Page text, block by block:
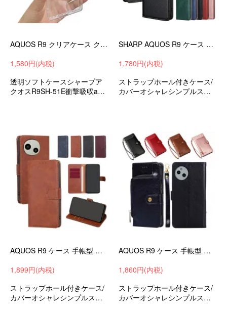
AQUOS R9 クリアケース クリア 透明 TPU ストラップ穴 シンプル 背面ケース SHARP シャープ アクオス R9 ソフトケース/カバー
1,580円(内税)
透明ソフトケースシャープア
クオスR9SH-51E衝撃吸収andr
SHARP AQUOS R9 ケース 手帳型 カバー PUレザー 手帳型PUレザーケース スタンド機能 カード収納 ストラップ穴 シャープ アクオス R9 SH-51E
1,780円(内税)
ストラップホール付きケース/
カバーオシャレシンプルスリ
AQUOS R9 ケース 手帳型 カバー PUレザー 手帳型PUレザーケース スタンド機能 ストラップ穴 カード収納 SHARP シャープ アクオス R9 SH-51E アンドロイド
1,899円(内税)
ストラップホール付きケース/
カバーオシャレシンプルスリ
AQUOS R9 ケース 手帳型 カバー 手帳型PUレザーケース スタンド機能 カード収納 紐 ストラップ付き SHARP シャープ アクオス R9 SH-51E
1,860円(内税)
ストラップホール付きケース/
カバーオシャレシンプルスリ